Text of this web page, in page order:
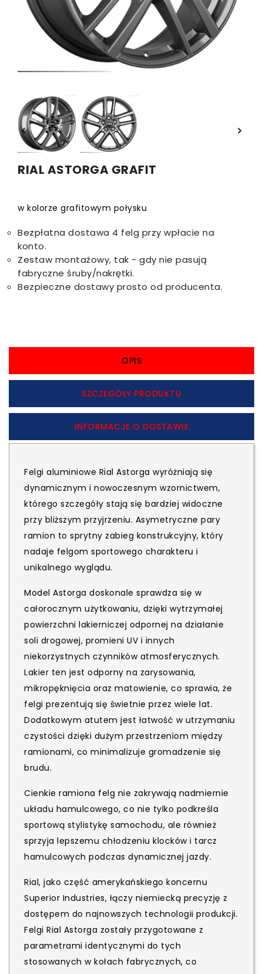
 
RIAL ASTORGA GRAFIT
w kolorze grafitowym połysku
Bezpłatna dostawa 4 felg przy wpłacie na
konto.
Zestaw montażowy, tak - gdy nie pasują
fabryczne śruby/nakrętki.
Bezpieczne dostawy prosto od producenta.
OPIS
SZCZEGÓŁY PRODUKTU
INFORMACJE O DOSTAWIE
Felgi aluminiowe Rial Astorga wyróżniają się
dynamicznym i nowoczesnym wzornictwem,
którego szczegóły stają się bardziej widoczne
przy bliższym przyjrzeniu. Asymetryczne pary
ramion to sprytny zabieg konstrukcyjny, który
nadaje felgom sportowego charakteru i
unikalnego wyglądu.
Model Astorga doskonale sprawdza się w
całorocznym użytkowaniu, dzięki wytrzymałej
powierzchni lakierniczej odpornej na działanie
soli drogowej, promieni UV i innych
niekorzystnych czynników atmosferycznych.
Lakier ten jest odporny na zarysowania,
mikropęknięcia oraz matowienie, co sprawia, że
felgi prezentują się świetnie przez wiele lat.
Dodatkowym atutem jest łatwość w utrzymaniu
czystości dzięki dużym przestrzeniom między
ramionami, co minimalizuje gromadzenie się
brudu.
Cienkie ramiona felg nie zakrywają nadmiernie
układu hamulcowego, co nie tylko podkreśla
sportową stylistykę samochodu, ale również
sprzyja lepszemu chłodzeniu klocków i tarcz
hamulcowych podczas dynamicznej jazdy.
Rial, jako część amerykańskiego koncernu
Superior Industries, łączy niemiecką precyzję z
dostępem do najnowszych technologii produkcji.
Felgi Rial Astorga zostały przygotowane z
parametrami identycznymi do tych
stosowanych w kołach fabrycznych, co